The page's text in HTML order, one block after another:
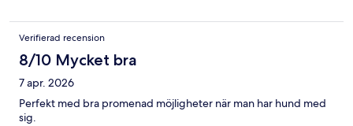
Verifierad recension
8/10 Mycket bra
7 apr. 2026
Perfekt med bra promenad möjligheter när man har hund med
sig.